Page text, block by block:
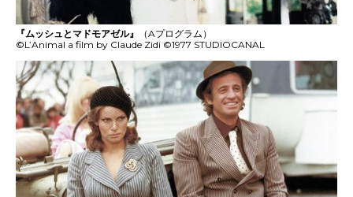
『ムッシュとマドモアゼル』
（Aプログラム）
©L’Animal a film by Claude Zidi ©1977 STUDIOCANAL